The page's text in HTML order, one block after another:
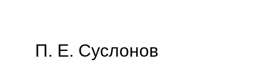
П. Е. Суслонов